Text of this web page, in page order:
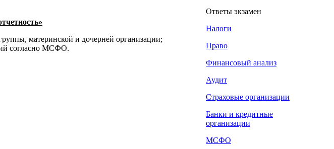
материнской и дочерней организации;
согласно МСФО.
Ответы экзамен
Налоги
Право
Финансовый анализ
Аудит
Страховые организации
Банки и кредитные
организации
МСФО